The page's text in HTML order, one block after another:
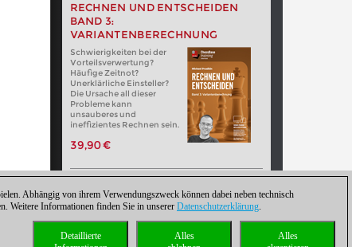
RECHNEN UND ENTSCHEIDEN
BAND 3:
VARIANTENBERECHNUNG
Schwierigkeiten bei der
Vorteilsverwertung?
Häufige Zeitnot?
Unerklärliche Einsteller?
Die Ursache all dieser
Probleme kann
unsauberes und
ineffizientes Rechnen sein.
39,90 €
Abhängig von ihrem Verwendungszweck können dabei neben technisch
Weitere Informationen finden Sie in unserer Datenschutzerklärung.
Alles
Alles
Detaillierte